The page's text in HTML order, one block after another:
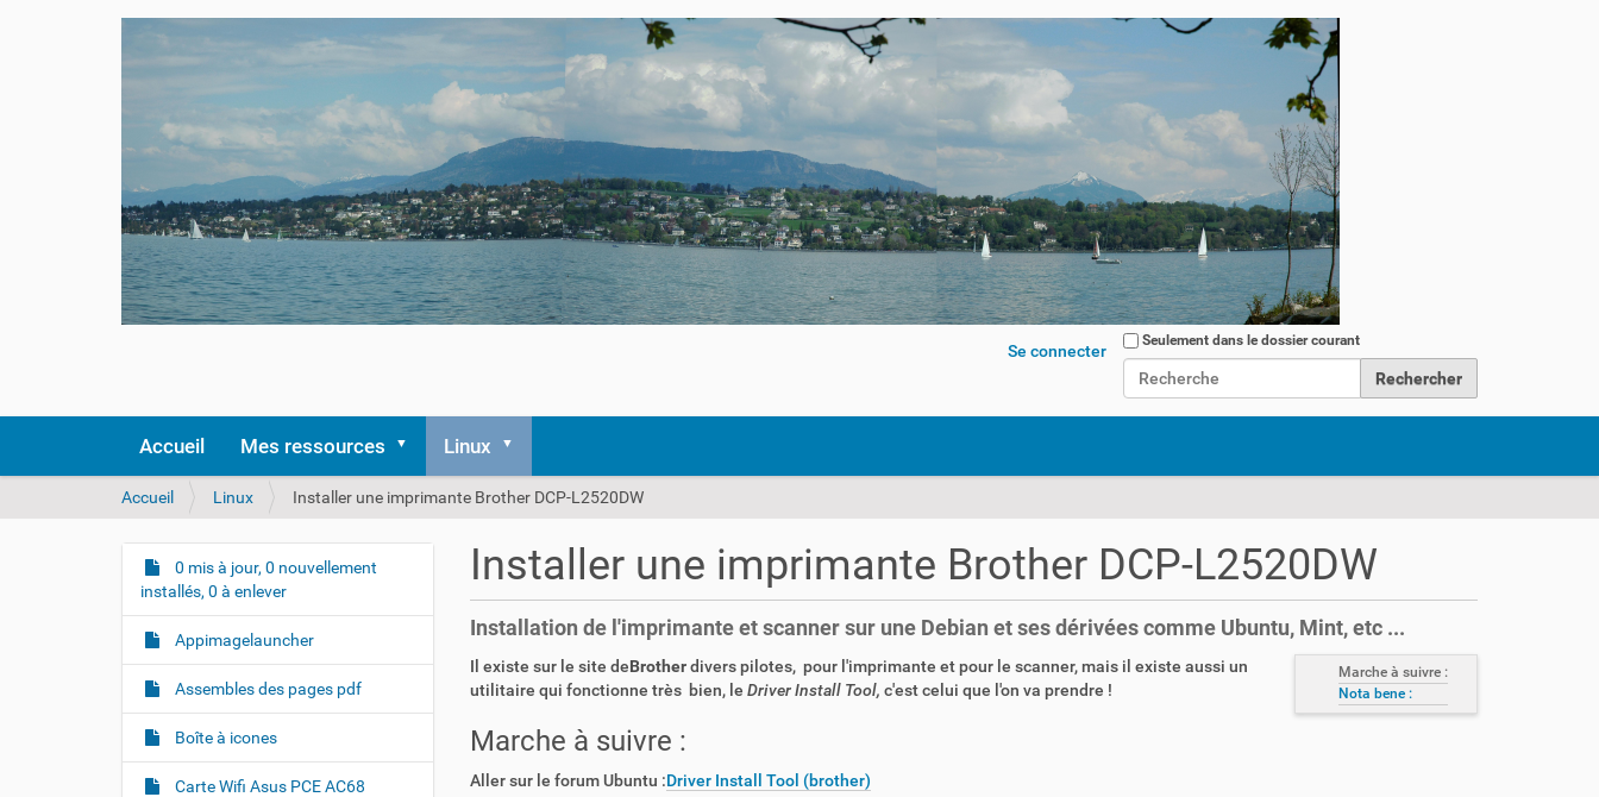
Chercher par
Seulement dans le dossier courant
Se connecter
Accueil Mes ressources Linux
V
u
t
s
c
Accueil Linux Installer une imprimante Brother DCP-L2520DW
Installer une imprimante Brother DCP-L2520DW
Installation de l'imprimante et scanner sur une Debian et ses dérivées comme Ubuntu, Mint, etc ...
Marche à suivre :
Nota bene :
Il existe sur le site deBrotherdivers pilotes, pour l'imprimante et pour le scanner, mais il existe aussi un
utilitaire qui fonctionne très bien, le Driver Install Tool, c'est celui que l'on va prendre !
Marche à suivre :
Aller sur le forum Ubuntu :Driver Install Tool (brother)
N
a
v
i
g
a
t
0 mis à jour, 0 nouvellement
installés, 0 à enlever
Appimagelauncher
Assembles des pages pdf
Boîte à icones
Carte Wifi Asus PCE AC68